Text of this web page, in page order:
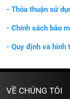
- Thỏa thuận sử
- Chính sách bảo
- Quy định và hình
VỀ CHÚNG TÔI